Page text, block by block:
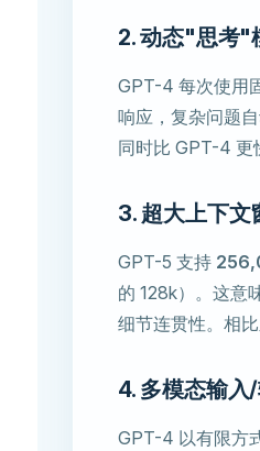
2. 动态"思考"
GPT-4 每次使用
响应，复杂问题
同时比 GPT-4 更
3. 超大上下文
GPT-5 支持
的 128k）。这意
细节连贯性。相
4. 多模态输入
GPT-4 以有限方